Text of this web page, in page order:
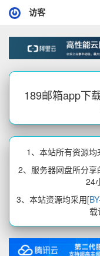
访客
189邮箱app下
1、本站所有资源
2、服务器网盘所分
24
3、本站资源均采用[
载